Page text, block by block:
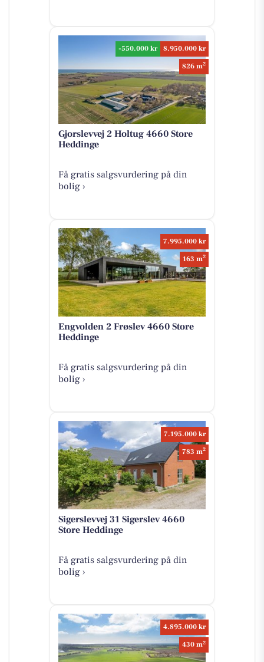
-550.000 kr
8.950.000 kr
826 m2
Gjorslevvej 2 Holtug 4660 Store
Heddinge
Få gratis salgsvurdering på din
bolig ›
7.995.000 kr
163 m2
Engvolden 2 Frøslev 4660 Store
Heddinge
Få gratis salgsvurdering på din
bolig ›
7.195.000 kr
783 m2
Sigerslevvej 31 Sigerslev 4660
Store Heddinge
Få gratis salgsvurdering på din
bolig ›
4.895.000 kr
430 m2